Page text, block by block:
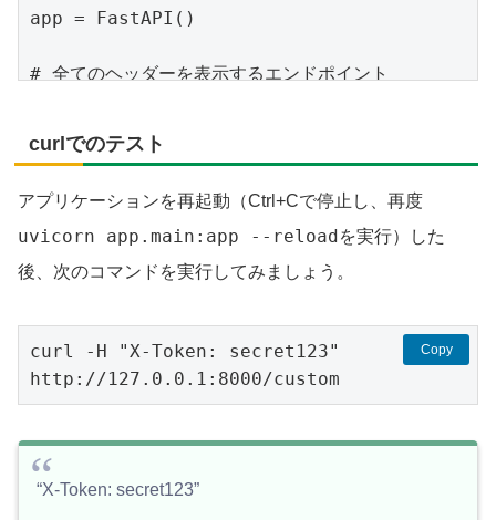
app = FastAPI()
# 全てのヘッダーを表示するエンドポイント
Request):
dict(request.headers)}
# 特定のヘッダーだけを取り出すエンドポイント
async def read_custom_header(x_token:
Optional[str] = Header(None)):
    return {"X-Token": x_token}
curlでのテスト
アプリケーションを再起動（Ctrl+Cで停止し、再度
uvicorn app.main:app --reload を実行）した
後、次のコマンドを実行してみましょう。
curl -H "X-Token: secret123"
http://127.0.0.1:8000/custom
Copy
“X-Token: secret123”